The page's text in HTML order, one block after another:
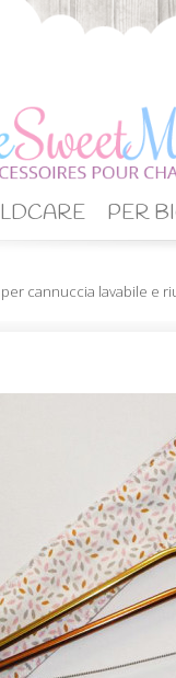
PER
cannuccia lavabile e